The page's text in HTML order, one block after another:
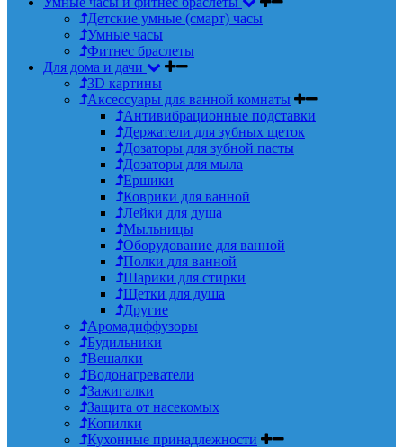
Детские умные (смарт) часы
Умные часы
Фитнес браслеты
Для дома и дачи
3D картины
Аксессуары для ванной комнаты
Антивибрационные подставки
Держатели для зубных щеток
Дозаторы для зубной пасты
Дозаторы для мыла
Ершики
Коврики для ванной
Лейки для душа
Мыльницы
Оборудование для ванной
Полки для ванной
Шарики для стирки
Щетки для душа
Другие
Аромадиффузоры
Будильники
Вешалки
Водонагреватели
Зажигалки
Защита от насекомых
Копилки
Кухонные принадлежности